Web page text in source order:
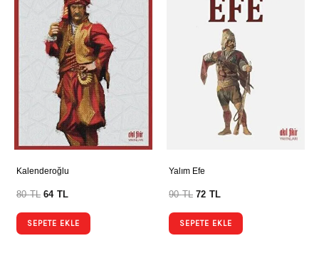
Kalenderoğlu
80TL 64 TL
SEPETE EKLE
Yalım Efe
90TL 72 TL
SEPETE EKLE